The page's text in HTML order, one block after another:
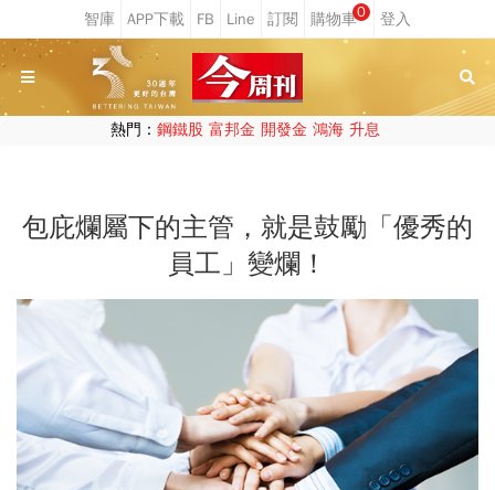
0
熱門： 鋼鐵股 富邦金 開發金 鴻海 升息
包庇爛屬下的主管，就是鼓勵「優秀的
員工」變爛！